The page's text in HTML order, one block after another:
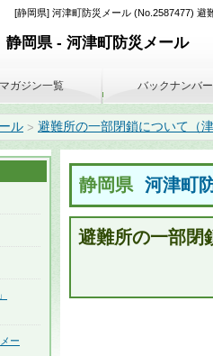
[静岡県] 河津町防災メール (No.2587477) 避
静岡県 - 河津町防災メール
ル > 避難所の一部閉鎖について（
静岡県 河津町
避難所の一部閉
ガジン一覧 バックナンバ
ー